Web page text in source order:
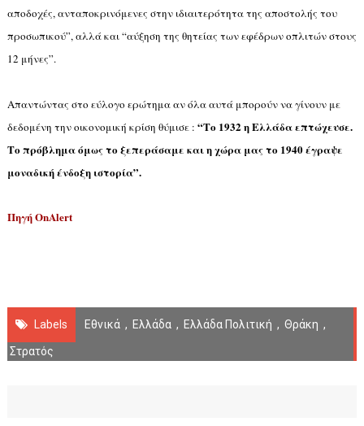
αποδοχές, ανταποκρινόμενες στην ιδιαιτερότητα της αποστολής του
προσωπικού”, αλλά και “αύξηση της θητείας των εφέδρων οπλιτών στους
12 μήνες”.
Απαντώντας στο εύλογο ερώτημα αν όλα αυτά μπορούν να γίνουν με
δεδομένη την οικονομική κρίση θύμισε : “Το 1932 η Ελλάδα επτώχευσε.
Το πρόβλημα όμως το ξεπεράσαμε και η χώρα μας το 1940 έγραψε
μοναδική ένδοξη ιστορία”.
ΠηγήOnAlert
Labels Εθνικά , Ελλάδα , Ελλάδα Πολιτική , Θράκη ,
Στρατός